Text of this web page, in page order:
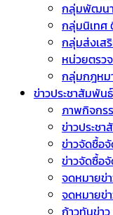
กลุ่มพัฒนา
กลุ่มนิเทศ
กลุ่มส่งเส
หน่วยตรว
กลุ่มกฎหม
ข่าวประชาสัมพันธ์
ภาพกิจกร
ข่าวประช
ข่าวจัดชื้อ
ข่าวจัดซื้อ
จดหมายข่
จดหมายข่า